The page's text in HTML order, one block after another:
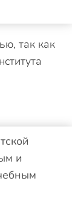
так как
и